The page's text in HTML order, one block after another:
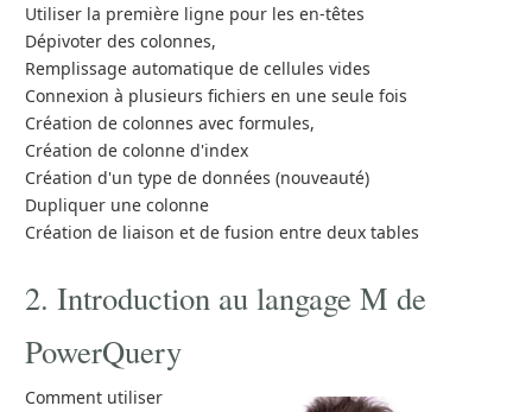
Utiliser la première ligne pour les en-têtes
Dépivoter des colonnes,
Remplissage automatique de cellules vides
Connexion à plusieurs fichiers en une seule fois
Création de colonnes avec formules,
Création de colonne d'index
Création d'un type de données (nouveauté)
Dupliquer une colonne
Création de liaison et de fusion entre deux tables
2. Introduction au langage M de
PowerQuery
Comment utiliser